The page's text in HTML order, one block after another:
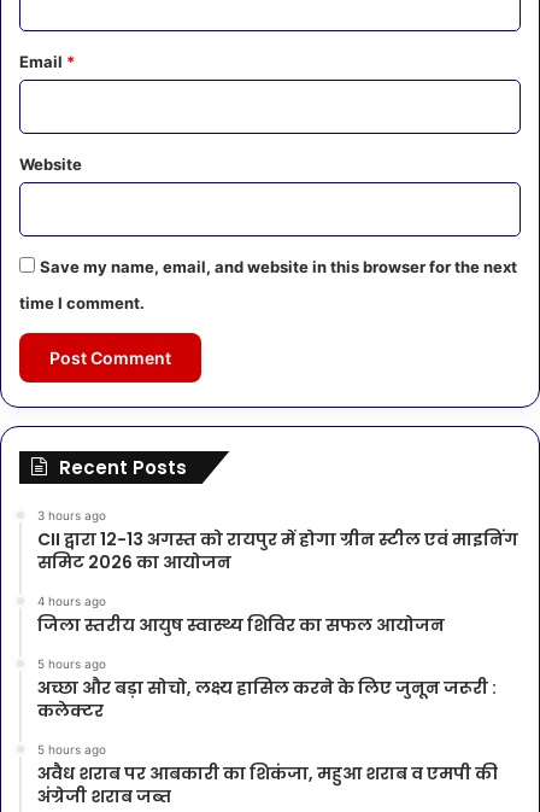
Email *
Website
Save my name, email, and website in this browser for the next
time I comment.
Recent Posts
3 hours ago
CII द्वारा 12-13 अगस्त को रायपुर में होगा ग्रीन स्टील एवं माइनिंग
समिट 2026 का आयोजन
4 hours ago
जिला स्तरीय आयुष स्वास्थ्य शिविर का सफल आयोजन
5 hours ago
अच्छा और बड़ा सोचो, लक्ष्य हासिल करने के लिए जुनून जरूरी :
कलेक्टर
5 hours ago
अवैध शराब पर आबकारी का शिकंजा, महुआ शराब व एमपी की
अंग्रेजी शराब जब्त